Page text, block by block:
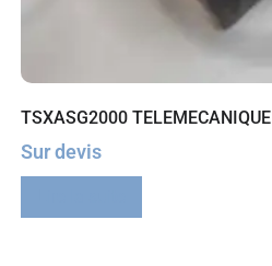
TSXASG2000 TELEMECANIQUE
Sur devis